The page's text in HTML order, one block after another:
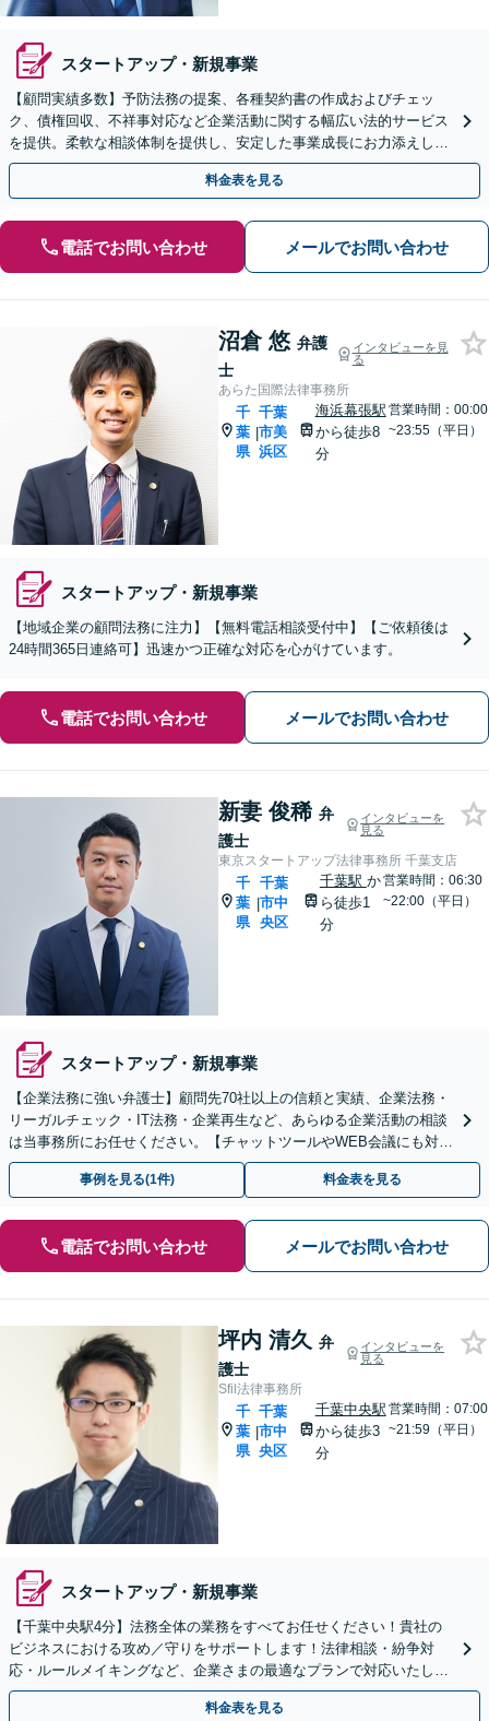
スタートアップ・新規事業
【顧問実績多数】予防法務の提案、各種契約書の作成およびチェッ
ク、債権回収、不祥事対応など企業活動に関する幅広い法的サービス
を提供。柔軟な相談体制を提供し、安定した事業成長にお力添えしま
す【休日・夜間面談対応】
料金表を見る
電話でお問い合わせ メールでお問い合わせ
沼倉 悠 弁護
士
インタビューを見
る
あらた国際法律事務所
千
葉
県
|
千葉
市美
浜区
海浜幕張駅
から徒歩8
分
営業時間：00:00
~23:55（平日）
スタートアップ・新規事業
【地域企業の顧問法務に注力】【無料電話相談受付中】【ご依頼後は
24時間365日連絡可】迅速かつ正確な対応を心がけています。
電話でお問い合わせ メールでお問い合わせ
新妻 俊稀 弁
護士
インタビューを
見る
東京スタートアップ法律事務所 千葉支店
千
葉
県
|
千葉
市中
央区
千葉駅 か
ら徒歩1
分
営業時間：06:30
~22:00（平日）
スタートアップ・新規事業
【企業法務に強い弁護士】顧問先70社以上の信頼と実績、企業法務・
リーガルチェック・IT法務・企業再生など、あらゆる企業活動の相談
は当事務所にお任せください。【チャットツールやWEB会議にも対
応】
事例を見る(1件) 料金表を見る
電話でお問い合わせ メールでお問い合わせ
坪内 清久 弁
護士
インタビューを
見る
Sfil法律事務所
千
葉
県
|
千葉
市中
央区
千葉中央駅
から徒歩3
分
営業時間：07:00
~21:59（平日）
スタートアップ・新規事業
【千葉中央駅4分】法務全体の業務をすべてお任せください！貴社の
ビジネスにおける攻め／守りをサポートします！法律相談・紛争対
応・ルールメイキングなど、企業さまの最適なプランで対応いたしま
す。お試しでの委託も可能ですので、一度ご相談ください。
料金表を見る